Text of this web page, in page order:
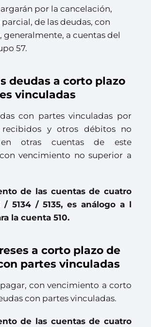
por la cancelación,
de las deudas, con
generalmente, a cuentas del
57.
deudas a corto plazo
vinculadas
con partes vinculadas por
recibidos y otros débitos no
otras cuentas de este
vencimiento no superior a
de las cuentas de cuatro
/ 5134 / 5135, es análogo a l
la cuenta 510.
a corto plazo de
partes vinculadas
pagar, con vencimiento a corto
con partes vinculadas.
de las cuentas de cuatro